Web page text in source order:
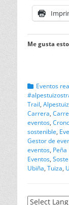
Me gusta
Categorias
Eventos
Trail,
Carrera,
eventos,
sostenible,
Gestor de
eventos, Peña
Eventos,
Ubiña, Tuiza,